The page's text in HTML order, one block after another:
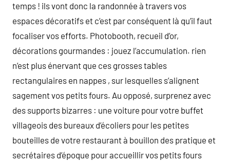
temps ! ils vont donc la randonnée à travers vos
espaces décoratifs et c’est par conséquent là qu’il faut
focaliser vos efforts. Photobooth, recueil d’or,
décorations gourmandes : jouez l’accumulation. rien
n’est plus énervant que ces grosses tables
rectangulaires en nappes , sur lesquelles s’alignent
sagement vos petits fours. Au opposé, surprenez avec
des supports bizarres : une voiture pour votre buffet
villageois des bureaux d’écoliers pour les petites
bouteilles de votre restaurant à bouillon des pratique et
secrétaires d’époque pour accueillir vos petits fours